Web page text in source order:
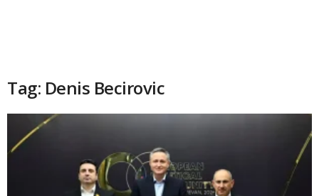
Tag: Denis Becirovic